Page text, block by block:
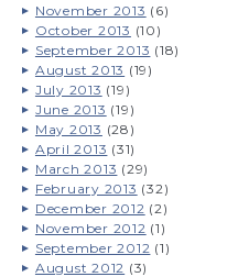
November 2013 (6)
October 2013 (10)
September 2013 (18)
August 2013 (19)
July 2013 (19)
June 2013 (19)
May 2013 (28)
April 2013 (31)
March 2013 (29)
February 2013 (32)
December 2012 (2)
November 2012 (1)
September 2012 (1)
August 2012 (3)